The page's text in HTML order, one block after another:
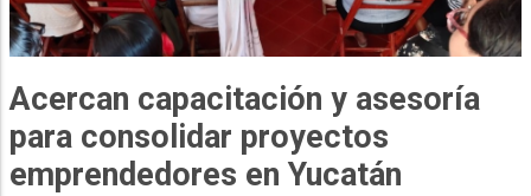
Acercan capacitación y asesoría
para consolidar proyectos
emprendedores en Yucatán